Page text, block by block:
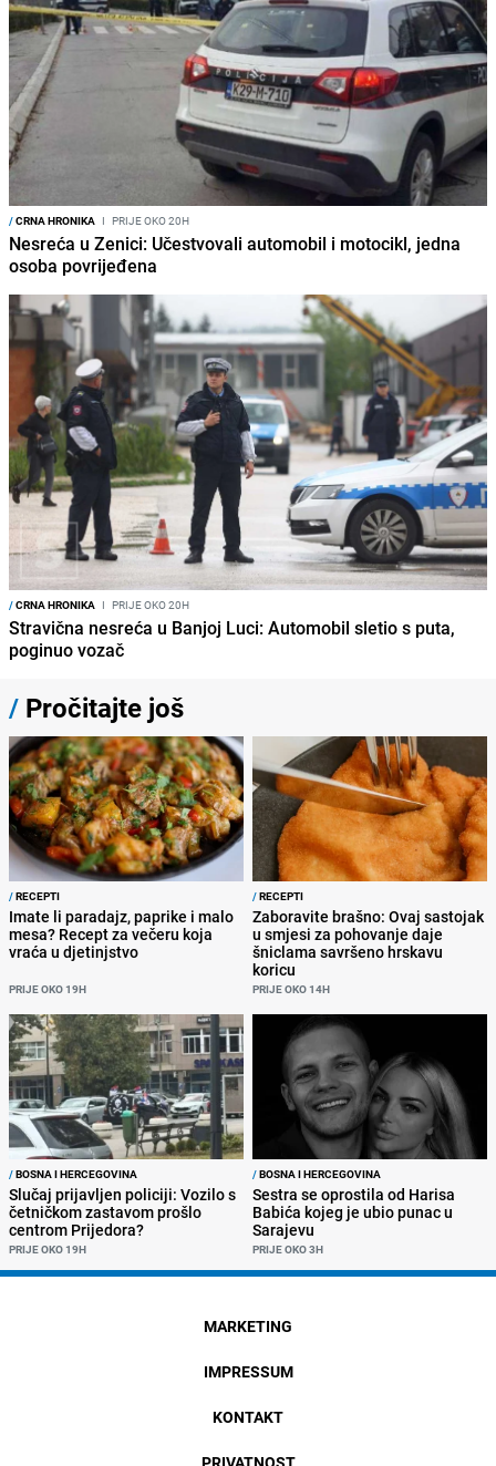
/CRNA HRONIKA I PRIJE OKO 20H
Nesreća u Zenici: Učestvovali automobil i motocikl, jedna
osoba povrijeđena
/CRNA HRONIKA I PRIJE OKO 20H
Stravična nesreća u Banjoj Luci: Automobil sletio s puta,
poginuo vozač
/ Pročitajte još
/RECEPTI
Imate li paradajz, paprike i malo
mesa? Recept za večeru koja
vraća u djetinjstvo
PRIJE OKO 19H
/RECEPTI
Zaboravite brašno: Ovaj sastojak
u smjesi za pohovanje daje
šniclama savršeno hrskavu
koricu
PRIJE OKO 14H
/BOSNA I HERCEGOVINA
Slučaj prijavljen policiji: Vozilo s
četničkom zastavom prošlo
centrom Prijedora?
PRIJE OKO 19H
/BOSNA I HERCEGOVINA
Sestra se oprostila od Harisa
Babića kojeg je ubio punac u
Sarajevu
PRIJE OKO 3H
MARKETING
IMPRESSUM
KONTAKT